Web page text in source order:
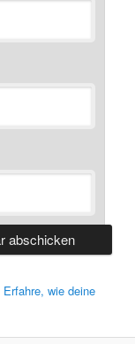
Erfahre, wie deine